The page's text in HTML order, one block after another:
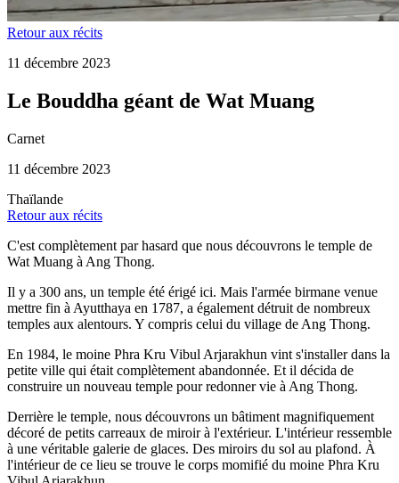
Retour aux récits
11 décembre 2023
Le Bouddha géant de Wat Muang
Carnet
11 décembre 2023
Thaïlande
Retour aux récits
C'est complètement par hasard que nous découvrons le temple de
Wat Muang à Ang Thong.
Il y a 300 ans, un temple été érigé ici. Mais l'armée birmane venue
mettre fin à Ayutthaya en 1787, a également détruit de nombreux
temples aux alentours. Y compris celui du village de Ang Thong.
En 1984, le moine Phra Kru Vibul Arjarakhun vint s'installer dans la
petite ville qui était complètement abandonnée. Et il décida de
construire un nouveau temple pour redonner vie à Ang Thong.
Derrière le temple, nous découvrons un bâtiment magnifiquement
décoré de petits carreaux de miroir à l'extérieur. L'intérieur ressemble
à une véritable galerie de glaces. Des miroirs du sol au plafond. À
l'intérieur de ce lieu se trouve le corps momifié du moine Phra Kru